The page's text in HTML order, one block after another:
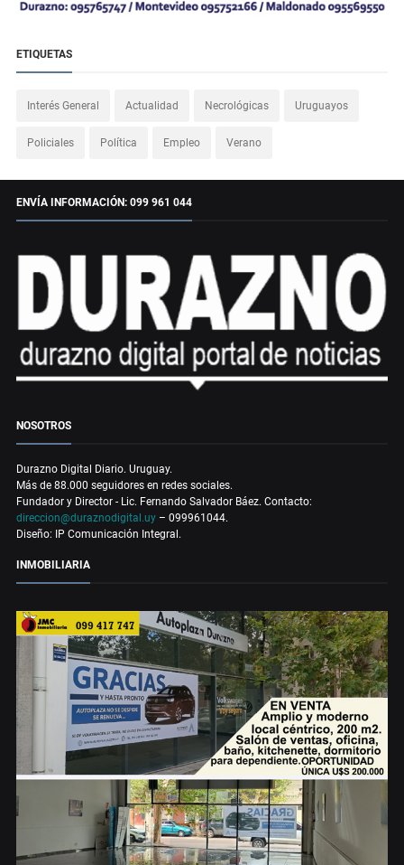
ETIQUETAS
Interés General Actualidad Necrológicas Uruguayos
Policiales Política Empleo Verano
ENVÍA INFORMACIÓN: 099 961 044
NOSOTROS
Durazno Digital Diario. Uruguay.
Más de 88.000 seguidores en redes sociales.
Fundador y Director - Lic. Fernando Salvador Báez. Contacto:
direccion@duraznodigital.uy – 099961044.
Diseño: IP Comunicación Integral.
INMOBILIARIA